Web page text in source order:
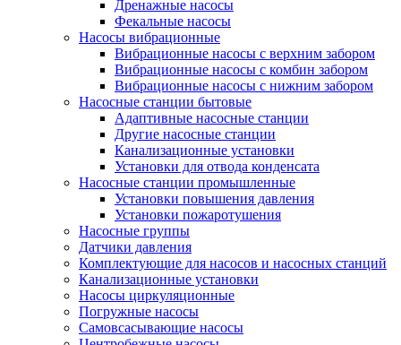
Дренажные насосы
Фекальные насосы
Насосы вибрационные
Вибрационные насосы с верхним забором
Вибрационные насосы с комбин забором
Вибрационные насосы с нижним забором
Насосные станции бытовые
Адаптивные насосные станции
Другие насосные станции
Канализационные установки
Установки для отвода конденсата
Насосные станции промышленные
Установки повышения давления
Установки пожаротушения
Насосные группы
Датчики давления
Комплектующие для насосов и насосных станций
Канализационные установки
Насосы циркуляционные
Погружные насосы
Самовсасывающие насосы